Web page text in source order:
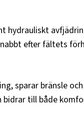
hydrauliskt
efter fältets
sparar bränsle
bidrar till både